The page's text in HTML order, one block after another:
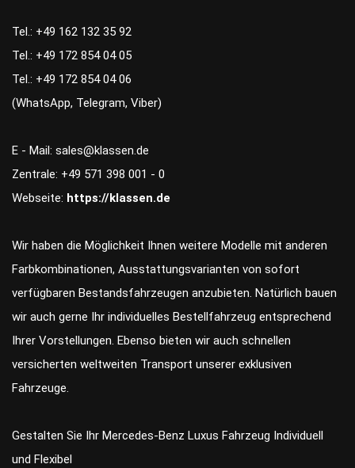
Tel.: +49 162 132 35 92
Tel.: +49 172 854 04 05
Tel.: +49 172 854 04 06
(WhatsApp, Telegram, Viber)
E - Mail: sales@klassen.de
Zentrale: +49 571 398 001 - 0
Webseite: https://klassen.de
Wir haben die Möglichkeit Ihnen weitere Modelle mit anderen
Farbkombinationen, Ausstattungsvarianten von sofort
verfügbaren Bestandsfahrzeugen anzubieten. Natürlich bauen
wir auch gerne Ihr individuelles Bestellfahrzeug entsprechend
Ihrer Vorstellungen. Ebenso bieten wir auch schnellen
versicherten weltweiten Transport unserer exklusiven
Fahrzeuge.
Gestalten Sie Ihr Mercedes-Benz Luxus Fahrzeug Individuell
und Flexibel